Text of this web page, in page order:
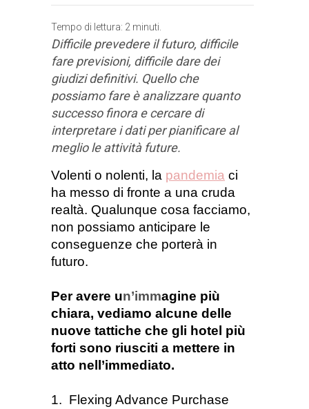
Tempo di lettura: 2 minuti.
Difficile prevedere il futuro, difficile
fare previsioni, difficile dare dei
giudizi definitivi. Quello che
possiamo fare è analizzare quanto
successo finora e cercare di
interpretare i dati per pianificare al
meglio le attività future.
Volenti o nolenti, la pandemia ci
ha messo di fronte a una cruda
realtà. Qualunque cosa facciamo,
non possiamo anticipare le
conseguenze che porterà in
futuro.
Per avere un’immagine più
chiara, vediamo alcune delle
nuove tattiche che gli hotel più
forti sono riusciti a mettere in
atto nell’immediato.
1. Flexing Advance Purchase